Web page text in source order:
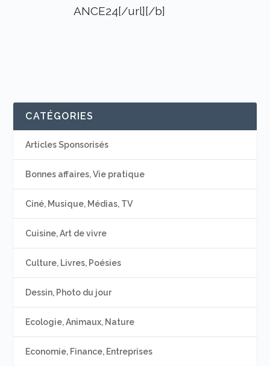
ANCE24[/url][/b]
CATÉGORIES
Articles Sponsorisés
Bonnes affaires, Vie pratique
Ciné, Musique, Médias, TV
Cuisine, Art de vivre
Culture, Livres, Poésies
Dessin, Photo du jour
Ecologie, Animaux, Nature
Economie, Finance, Entreprises